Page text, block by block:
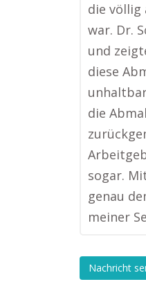
die völlig
war. Dr.
und
diese
die
sogar.
genau
meiner
Nachricht